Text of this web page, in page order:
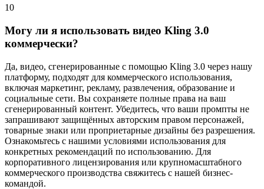
10
Могу ли я использовать видео Kling 3.0
коммерчески?
Да, видео, сгенерированные с помощью Kling 3.0 через нашу
платформу, подходят для коммерческого использования,
включая маркетинг, рекламу, развлечения, образование и
социальные сети. Вы сохраняете полные права на ваш
сгенерированный контент. Убедитесь, что ваши промпты не
запрашивают защищённых авторским правом персонажей,
товарные знаки или проприетарные дизайны без разрешения.
Ознакомьтесь с нашими условиями использования для
конкретных рекомендаций по использованию. Для
корпоративного лицензирования или крупномасштабного
коммерческого производства свяжитесь с нашей бизнес-
командой.